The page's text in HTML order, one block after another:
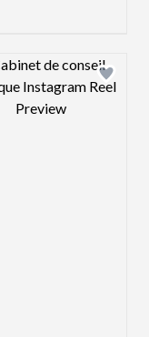
Design preview